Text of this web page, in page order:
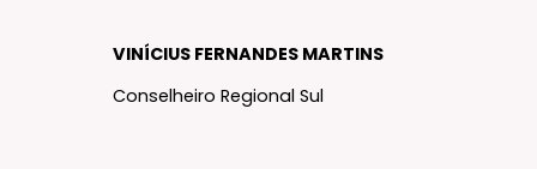
VINÍCIUS FERNANDES MARTINS
Conselheiro Regional Sul